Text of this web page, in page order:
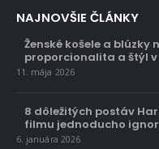
NAJNOVŠIE ČLÁNKY
Ženské košele a blúzky
proporcionalita a štýl
11. mája 2026
8 dôležitých postáv
filmu jednoducho
6. januára 2026